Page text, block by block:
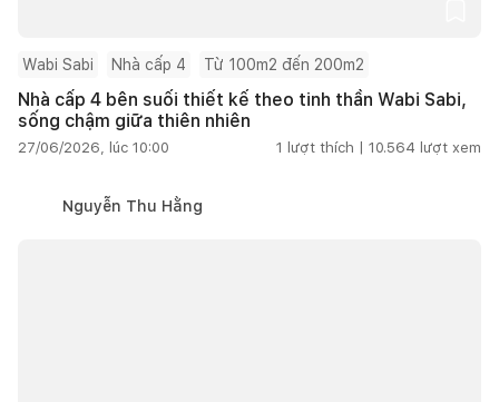
Wabi Sabi Nhà cấp 4 Từ 100m2 đến 200m2
Nhà cấp 4 bên suối thiết kế theo tinh thần Wabi Sabi,
sống chậm giữa thiên nhiên
27/06/2026, lúc 10:00 1 lượt thích | 10.564 lượt xem
Nguyễn Thu Hằng